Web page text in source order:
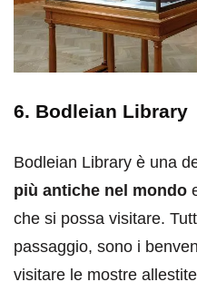
6. Bodleian Library
Bodleian Library è una
più antiche nel mondo
che si possa visitare.
passaggio, sono i
visitare le mostre